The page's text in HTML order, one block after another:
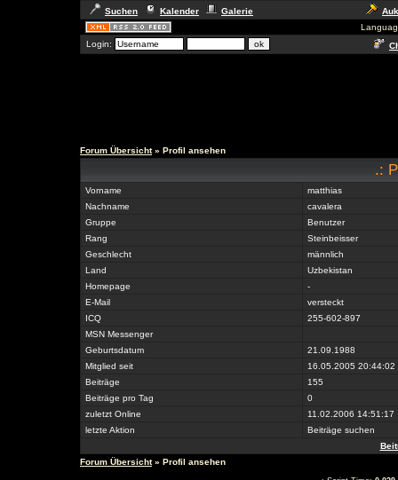
Suchen Kalender Galerie
Login:
Forum Übersicht» Profil ansehen
.:
Vorname
matthias
Nachname
cavalera
Gruppe
Benutzer
Rang
Steinbeisser
Geschlecht
männlich
Land
Uzbekistan
Homepage
-
E-Mail
versteckt
ICQ
255-602-897
MSN Messenger
Geburtsdatum
21.09.1988
Mitglied seit
16.05.2005 20:44:02
Beiträge
155
Beiträge pro Tag
0
zuletzt Online
11.02.2006 14:51:17
letzte Aktion
Beiträge suchen
Forum Übersicht» Profil ansehen